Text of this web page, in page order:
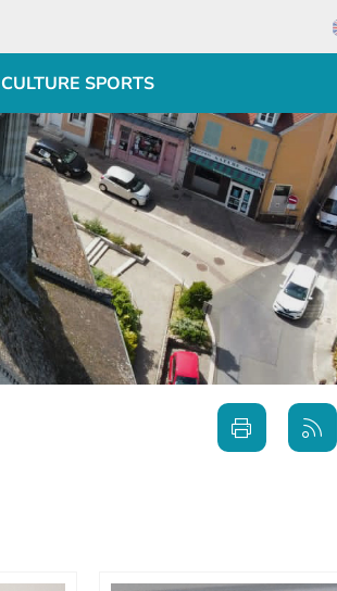
CULTURE SPORTS
Imprimer
cette
page
Générer
le flux
RSS